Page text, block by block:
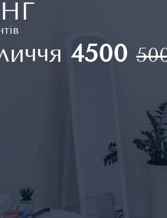
4500